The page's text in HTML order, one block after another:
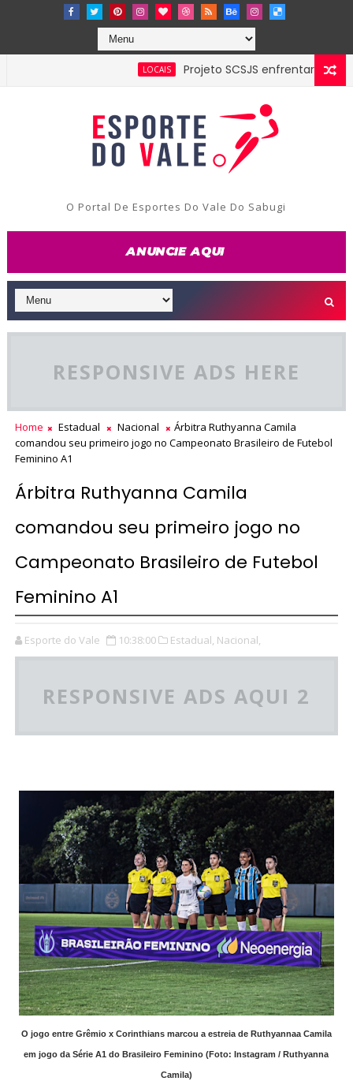
Projeto SCSJS enfrentará Milan de
O Portal De Esportes Do Vale Do Sabugi
RESPONSIVE ADS HERE
Home Estadual Nacional
Árbitra Ruthyanna Camila
comandou seu primeiro jogo no Campeonato Brasileiro de Futebol
Feminino A1
Árbitra Ruthyanna Camila
comandou seu primeiro jogo no
Campeonato Brasileiro de Futebol
Feminino A1
Esporte do Vale 10:38:00 Estadual, Nacional,
RESPONSIVE ADS AQUI 2
O jogo entre Grêmio x Corinthians marcou a estreia de Ruthyannaa Camila
em jogo da Série A1 do Brasileiro Feminino (Foto: Instagram / Ruthyanna
Camila)